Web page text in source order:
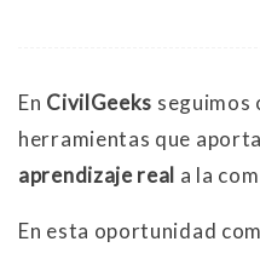
En CivilGeeks seguimos
herramientas que
aprendizaje real a la
En esta oportunidad